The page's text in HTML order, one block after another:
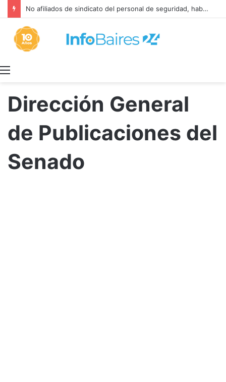
No afiliados de sindicato del personal de seguridad, habilitados para el aporte solidario
Dirección General
de Publicaciones del
Senado